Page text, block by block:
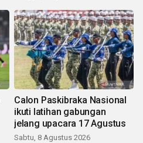
Calon Paskibraka Nasional
ikuti latihan gabungan
jelang upacara 17 Agustus
Sabtu, 8 Agustus 2026